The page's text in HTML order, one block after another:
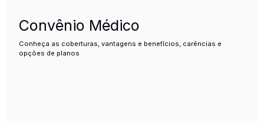
Convênio Médico
Conheça as coberturas, vantagens e benefícios, carências e
opções de planos